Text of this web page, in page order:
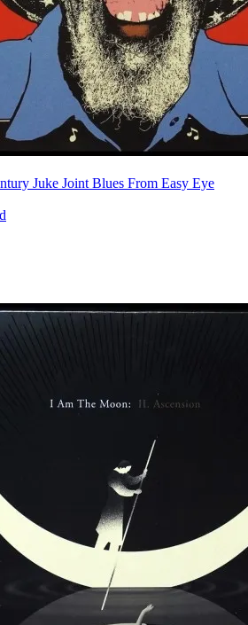
Juke Joint Blues From Easy Eye